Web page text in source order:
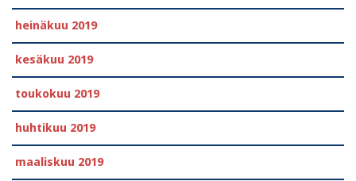
heinäkuu 2019
kesäkuu 2019
toukokuu 2019
huhtikuu 2019
maaliskuu 2019